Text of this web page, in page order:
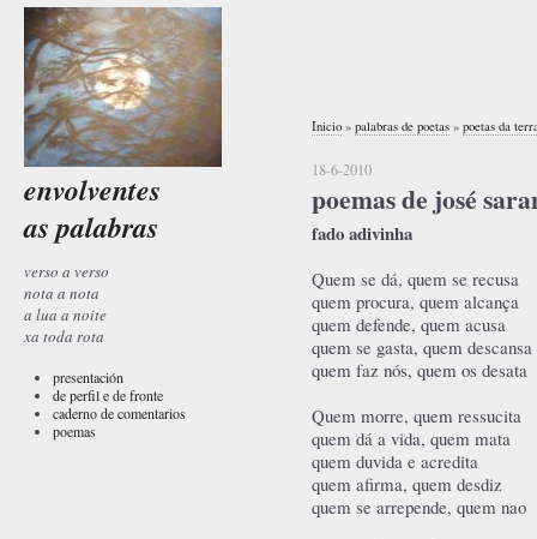
envolventes
as palabras
verso a verso
nota a nota
a lua a noite
xa toda rota
presentación
de perfil e de fronte
caderno de comentarios
poemas
Inicio » palabras de poetas » poetas da
18-6-2010
poemas de josé
fado adivinha
Quem se dá, quem se recusa
quem procura, quem alcança
quem defende, quem acusa
quem se gasta, quem descansa
quem faz nós, quem os desata
Quem morre, quem ressucita
quem dá a vida, quem mata
quem duvida e acredita
quem afirma, quem desdiz
quem se arrepende, quem nao